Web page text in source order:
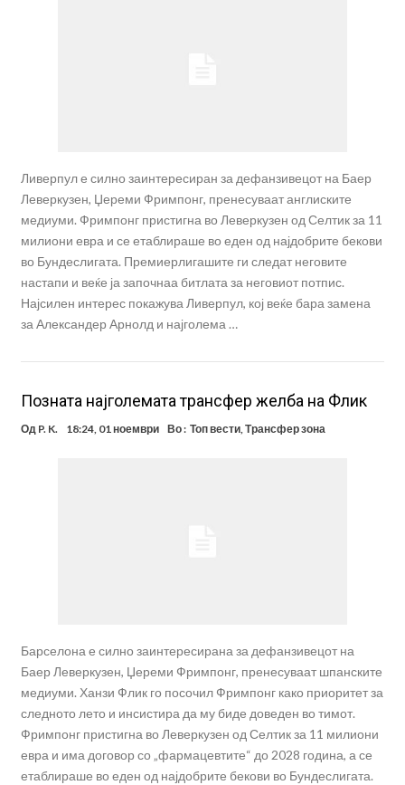
Ливерпул е силно заинтересиран за дефанзивецот на Баер
Леверкузен, Џереми Фримпонг, пренесуваат англиските
медиуми. Фримпонг пристигна во Леверкузен од Селтик за 11
милиони евра и се етаблираше во еден од најдобрите бекови
во Бундеслигата. Премиерлигашите ги следат неговите
настапи и веќе ја започнаа битлата за неговиот потпис.
Најсилен интерес покажува Ливерпул, кој веќе бара замена
за Александер Арнолд и најголема …
Позната најголемата трансфер желба на Флик
Од P. K. 18:24, 01 ноември Во : Топ вести,Трансфер зона
Барселона е силно заинтересирана за дефанзивецот на
Баер Леверкузен, Џереми Фримпонг, пренесуваат шпанските
медиуми. Ханзи Флик го посочил Фримпонг како приоритет за
следното лето и инсистира да му биде доведен во тимот.
Фримпонг пристигна во Леверкузен од Селтик за 11 милиони
евра и има договор со „фармацевтите“ до 2028 година, а се
етаблираше во еден од најдобрите бекови во Бундеслигата.